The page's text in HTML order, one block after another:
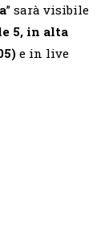
” sarà visibile
5, in alta
e in live